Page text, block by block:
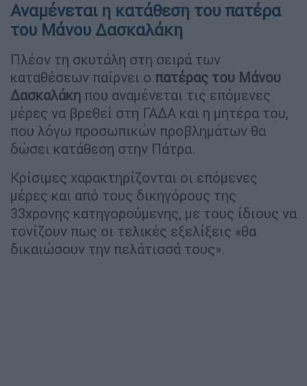
Αναμένεται η κατάθεση του πατέρα
του Μάνου Δασκαλάκη
Πλέον τη σκυτάλη στη σειρά των
καταθέσεων παίρνει ο πατέρας του Μάνου
Δασκαλάκη που αναμένεται τις επόμενες
μέρες να βρεθεί στη ΓΑΔΑ και η μητέρα του,
που λόγω προσωπικών προβλημάτων θα
δώσει κατάθεση στην Πάτρα.
Κρίσιμες χαρακτηρίζονται οι επόμενες
μέρες και από τους δικηγόρους της
33χρονης κατηγορούμενης, με τους ίδιους να
τονίζουν πως οι τελικές εξελίξεις «θα
δικαιώσουν την πελάτισσά τους».